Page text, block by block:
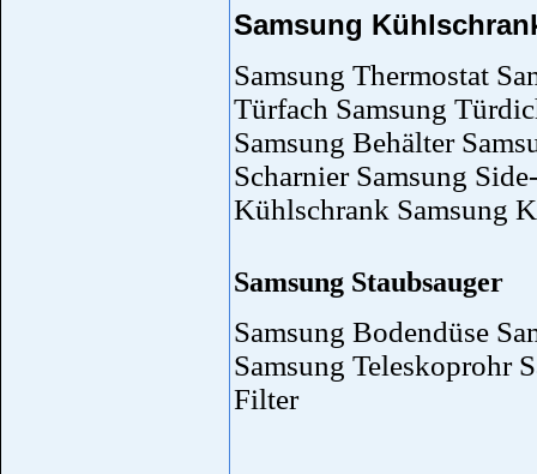
Samsung
Samsung Thermostat
Türfach Samsung
Samsung Behälter
Scharnier Samsung
Kühlschrank Samsung
Samsung Staubsauger
Samsung Bodendüse
Samsung Teleskoprohr
Filter